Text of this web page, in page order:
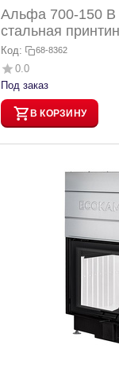
Альфа 700-150 B
стальная
12кВт
Код: 68-8362
0.0
Под заказ
В КОРЗИНУ